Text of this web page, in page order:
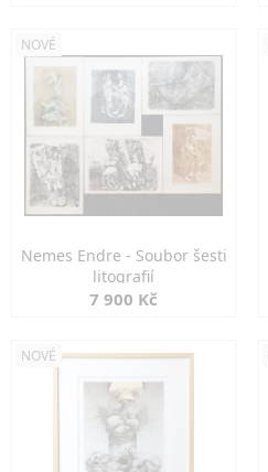
NOVÉ
Nemes Endre - Soubor šesti
litografií
7 900 Kč
NOVÉ